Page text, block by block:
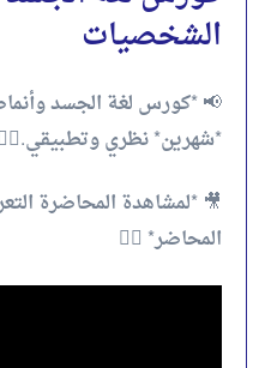
الشخصيات
📢 *كورس لغة الجسد
*شهرين* نظري
🎥 *لمشاهدة المحاضرة
المحاضر* 👇🏻